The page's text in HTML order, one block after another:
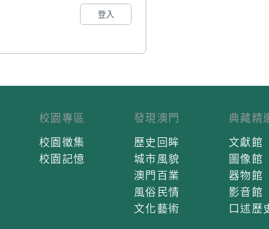
登入
校園專區
校園徵集
校園記憶
發現澳門
歷史回眸
城市風貌
澳門百業
風俗民情
文化藝術
典藏精
文獻館
圖像館
器物館
影音館
口述歷